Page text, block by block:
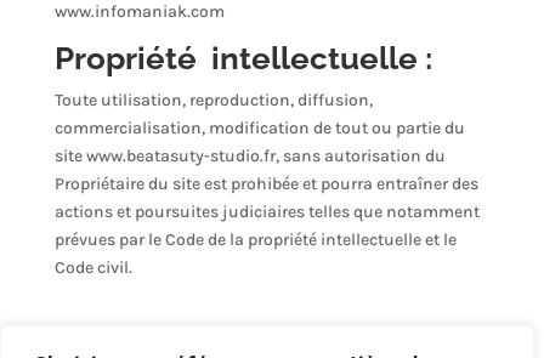
www.infomaniak.com
Propriété intellectuelle :
Toute utilisation, reproduction, diffusion,
commercialisation, modification de tout ou partie du
site www.beatasuty-studio.fr, sans autorisation du
Propriétaire du site est prohibée et pourra entraîner des
actions et poursuites judiciaires telles que notamment
prévues par le Code de la propriété intellectuelle et le
Code civil.